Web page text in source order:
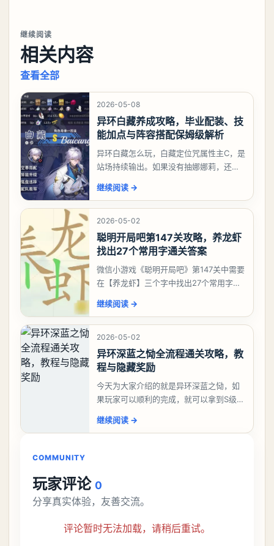
继续阅读
相关内容
查看全部
2026-05-08
异环白藏养成攻略，毕业配装、技
能加点与阵容搭配保姆级解析
异环白藏怎么玩，白藏定位咒属性主C，是
站场持续输出。如果没有抽娜娜莉，还没
有娜娜莉缺另外一个二队C想打深渊也可以
考虑养个白藏
继续阅读 →
2026-05-02
聪明开局吧第147关攻略，养龙虾
找出27个常用字通关答案
微信小游戏《聪明开局吧》第147关中需要
在【养龙虾】三个字中找出27个常用字，
大、夫、夰、巾、中、虫、下、虾、卜、
囗、吓、卟、
继续阅读 →
2026-05-02
异环深蓝之恸全流程通关攻略，教
程与隐藏奖励
今天为大家介绍的就是异环深蓝之恸，如
果玩家可以顺利的完成，就可以拿到S级弧
比较高的，对于那些新手玩家并不建议直
继续阅读 →
COMMUNITY
玩家评论 0
分享真实体验，友善交流。
评论暂时无法加载，请稍后重试。